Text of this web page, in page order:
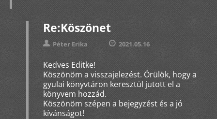
Re:Köszönet
Péter Erika 2021.05.16
Kedves Editke!
Köszönöm a visszajelezést. Örülök, hogy a
gyulai könyvtáron keresztül jutott el a
könyvem hozzád.
Köszönöm szépen a bejegyzést és a jó
kívánságot!